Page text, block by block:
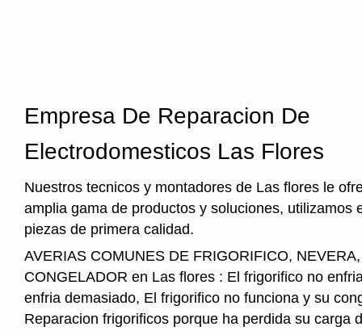
Empresa De Reparacion De
Electrodomesticos Las Flores
Nuestros tecnicos y montadores de Las flores le
amplia gama de productos y soluciones, utilizamos
piezas de primera calidad.
AVERIAS COMUNES DE FRIGORIFICO,
CONGELADOR en Las flores : El frigorifico no
enfria demasiado, El frigorifico no funciona y su
Reparacion frigorificos porque ha perdida su carga